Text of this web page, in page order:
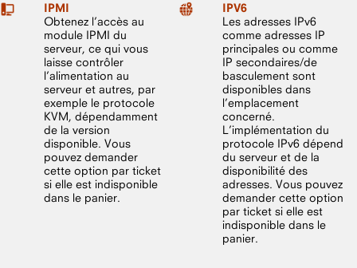
IPMI
Obtenez l’accès au
module IPMI du
serveur, ce qui vous
laisse contrôler
l’alimentation au
serveur et autres, par
exemple le protocole
KVM, dépendamment
de la version
disponible. Vous
pouvez demander
cette option par ticket
si elle est indisponible
dans le panier.
IPV6
Les adresses IPv6
comme adresses IP
principales ou comme
IP secondaires/de
basculement sont
disponibles dans
l’emplacement
concerné.
L’implémentation du
protocole IPv6 dépend
du serveur et de la
disponibilité des
adresses. Vous pouvez
demander cette option
par ticket si elle est
indisponible dans le
panier.